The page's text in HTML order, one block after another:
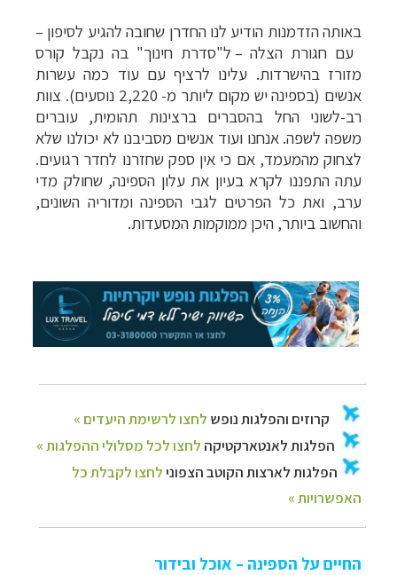
באותה הזדמנות הודיע לנו החדרן שחובה להגיע לסיפון –
עם חגורת הצלה– ל"סדרת חינוך" בה נקבל קורס
מזורז בהישרדות. עלינו לרציף עם עוד כמה עשרות
אנשים (בספינה יש מקום ליותר מ- 2,220 נוסעים). צוות
רב-לשוני החל בהסברים ברצינות תהומית, עוברים
משפה לשפה. אנחנו ועוד אנשים מסביבנו לא יכולנו שלא
לצחוק מהמעמד, אם כי אין ספק שחזרנו לחדר רגועים.
עתה התפננו לקרא בעיון את עלון הספינה, שחולק מדי
ערב, ואת כל הפרטים לגבי הספינה ומדוריה השונים,
והחשוב ביותר, היכן ממוקמות המסעדות.
קרוזים והפלגות נופש
לחצו לרשימת היעדים »
הפלגות לאנטארקטיקהלחצו לכל מסלולי ההפלגות »
הפלגות לארצות הקוטב הצפונילחצו לקבלת כל
האפשרויות »
החיים על הספינה – אוכל ובידור